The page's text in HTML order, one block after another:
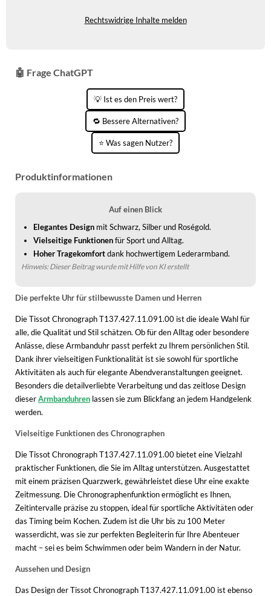
SCHUHZUBEHÖR
SNEAKERS
STIEFELETTEN
TREKKINGSANDALEN
Rechtswidrige Inhalte melden
🤖 Frage ChatGPT
💡 Ist es den Preis wert?
🔁 Bessere Alternativen?
⭐ Was sagen Nutzer?
Produktinformationen
Auf einen Blick
Elegantes Design mit Schwarz, Silber und Roségold.
Vielseitige Funktionenfür Sport und Alltag.
Hoher Tragekomfortdank hochwertigem Lederarmband.
Hinweis: Dieser Beitrag wurde mit Hilfe von KI erstellt
Die perfekte Uhr für stilbewusste Damen und Herren
Die Tissot Chronograph T137.427.11.091.00 ist die ideale Wahl für
alle, die Qualität und Stil schätzen. Ob für den Alltag oder besondere
Anlässe, diese Armbanduhr passt perfekt zu Ihrem persönlichen Stil.
Dank ihrer vielseitigen Funktionalität ist sie sowohl für sportliche
Aktivitäten als auch für elegante Abendveranstaltungen geeignet.
Besonders die detailverliebte Verarbeitung und das zeitlose Design
dieserArmbanduhren lassen sie zum Blickfang an jedem Handgelenk
werden.
Vielseitige Funktionen des Chronographen
Die Tissot Chronograph T137.427.11.091.00 bietet eine Vielzahl
praktischer Funktionen, die Sie im Alltag unterstützen. Ausgestattet
mit einem präzisen Quarzwerk, gewährleistet diese Uhr eine exakte
Zeitmessung. Die Chronographenfunktion ermöglicht es Ihnen,
Zeitintervalle präzise zu stoppen, ideal für sportliche Aktivitäten oder
das Timing beim Kochen. Zudem ist die Uhr bis zu 100 Meter
wasserdicht, was sie zur perfekten Begleiterin für Ihre Abenteuer
macht – sei es beim Schwimmen oder beim Wandern in der Natur.
Aussehen und Design
Das Design der Tissot Chronograph T137.427.11.091.00 ist ebenso